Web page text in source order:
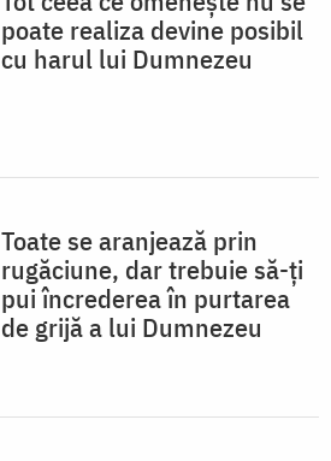
poate realiza devine posibil
cu harul lui Dumnezeu
Toate se aranjează prin
rugăciune, dar trebuie să-ți
pui încrederea în purtarea
de grijă a lui Dumnezeu